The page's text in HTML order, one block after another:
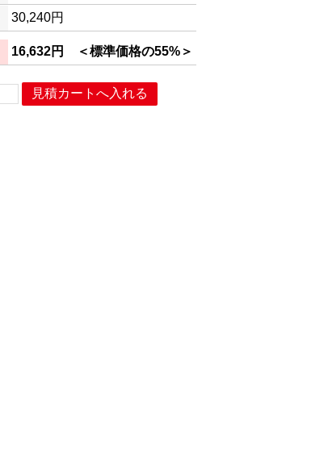
30,240円
16,632円 ＜標準価格の55%＞